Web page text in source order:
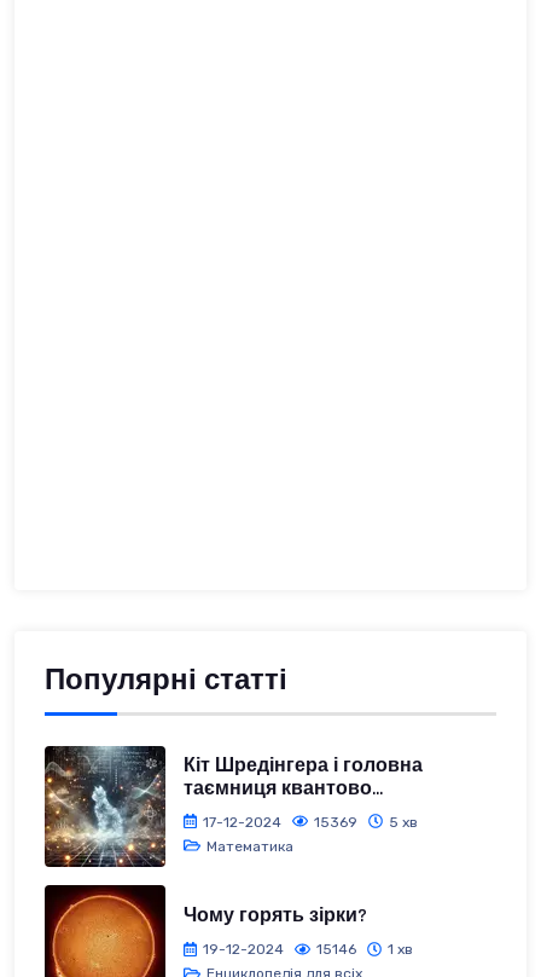
Популярні статті
Кіт Шредінгера і головна
таємниця квантово...
17-12-2024 15369
5 хв
Математика
Чому горять зірки?
19-12-2024 15146
1 хв